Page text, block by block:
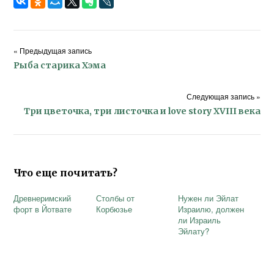
« Предыдущая запись
Рыба старика Хэма
Следующая запись »
Три цветочка, три листочка и love story XVIII века
Что еще почитать?
Древнеримский
форт в Йотвате
Столбы от
Корбюзье
Нужен ли Эйлат
Израилю, должен
ли Израиль
Эйлату?